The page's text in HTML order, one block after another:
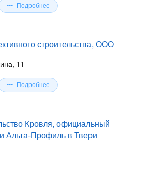
Подробнее
строительства, ООО
11
Подробнее
Кровля, официальный
Альта-Профиль в Твери